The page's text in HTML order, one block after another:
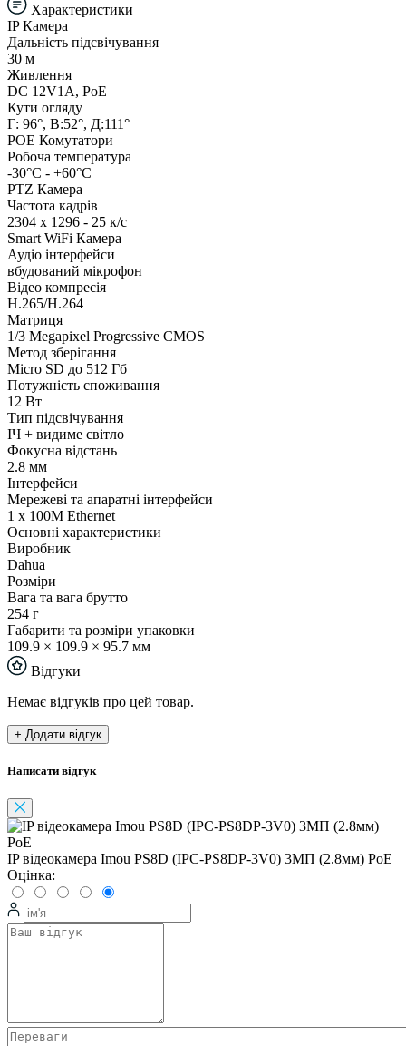
Характеристики
IP Камера
Дальність підсвічування
30 м
Живлення
DC 12V1A, PoE
Кути огляду
Г: 96°, В:52°, Д:111°
POE Комутатори
Робоча температура
-30°C - +60°C
PTZ Камера
Частота кадрів
2304 x 1296 - 25 к/с
Smart WiFi Камера
Аудіо інтерфейси
вбудований мікрофон
Відео компресія
H.265/H.264
Матриця
1/3 Megapixel Progressive CMOS
Метод зберігання
Micro SD до 512 Гб
Потужність споживання
12 Вт
Тип підсвічування
ІЧ + видиме світло
Фокусна відстань
2.8 мм
Інтерфейси
Мережеві та апаратні інтерфейси
1 x 100М Ethernet
Основні характеристики
Виробник
Dahua
Розміри
Вага та вага брутто
254 г
Габарити та розміри упаковки
109.9 × 109.9 × 95.7 мм
Відгуки
Немає відгуків про цей товар.
+ Додати відгук
Написати відгук
IP відеокамера Imou PS8D (IPC-PS8DP-3V0) 3МП (2.8мм) PoE
Оцінка: